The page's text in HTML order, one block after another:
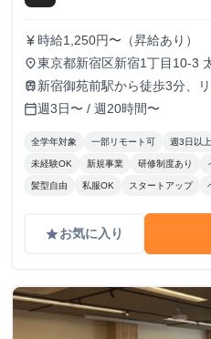
currency_yen 時給1,250円〜（昇給あり）
place東京都新宿区新宿1丁目10-3
train 新宿御苑前駅から徒歩3分、
calendar_today週3日〜 / 週20時間〜
全学年対象 一部リモート可 週3日以
未経験OK 新規事業 研修制度あり
髪型自由 私服OK スタートアップ
gradeお気に入り